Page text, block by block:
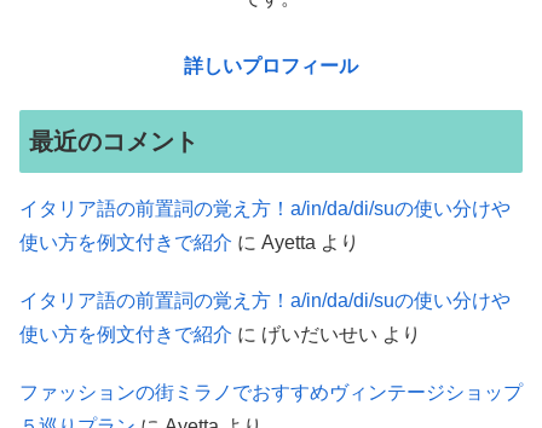
詳しいプロフィール
最近のコメント
イタリア語の前置詞の覚え方！a/in/da/di/suの使い分けや
使い方を例文付きで紹介 に Ayetta より
イタリア語の前置詞の覚え方！a/in/da/di/suの使い分けや
使い方を例文付きで紹介 に げいだいせい より
ファッションの街ミラノでおすすめヴィンテージショップ